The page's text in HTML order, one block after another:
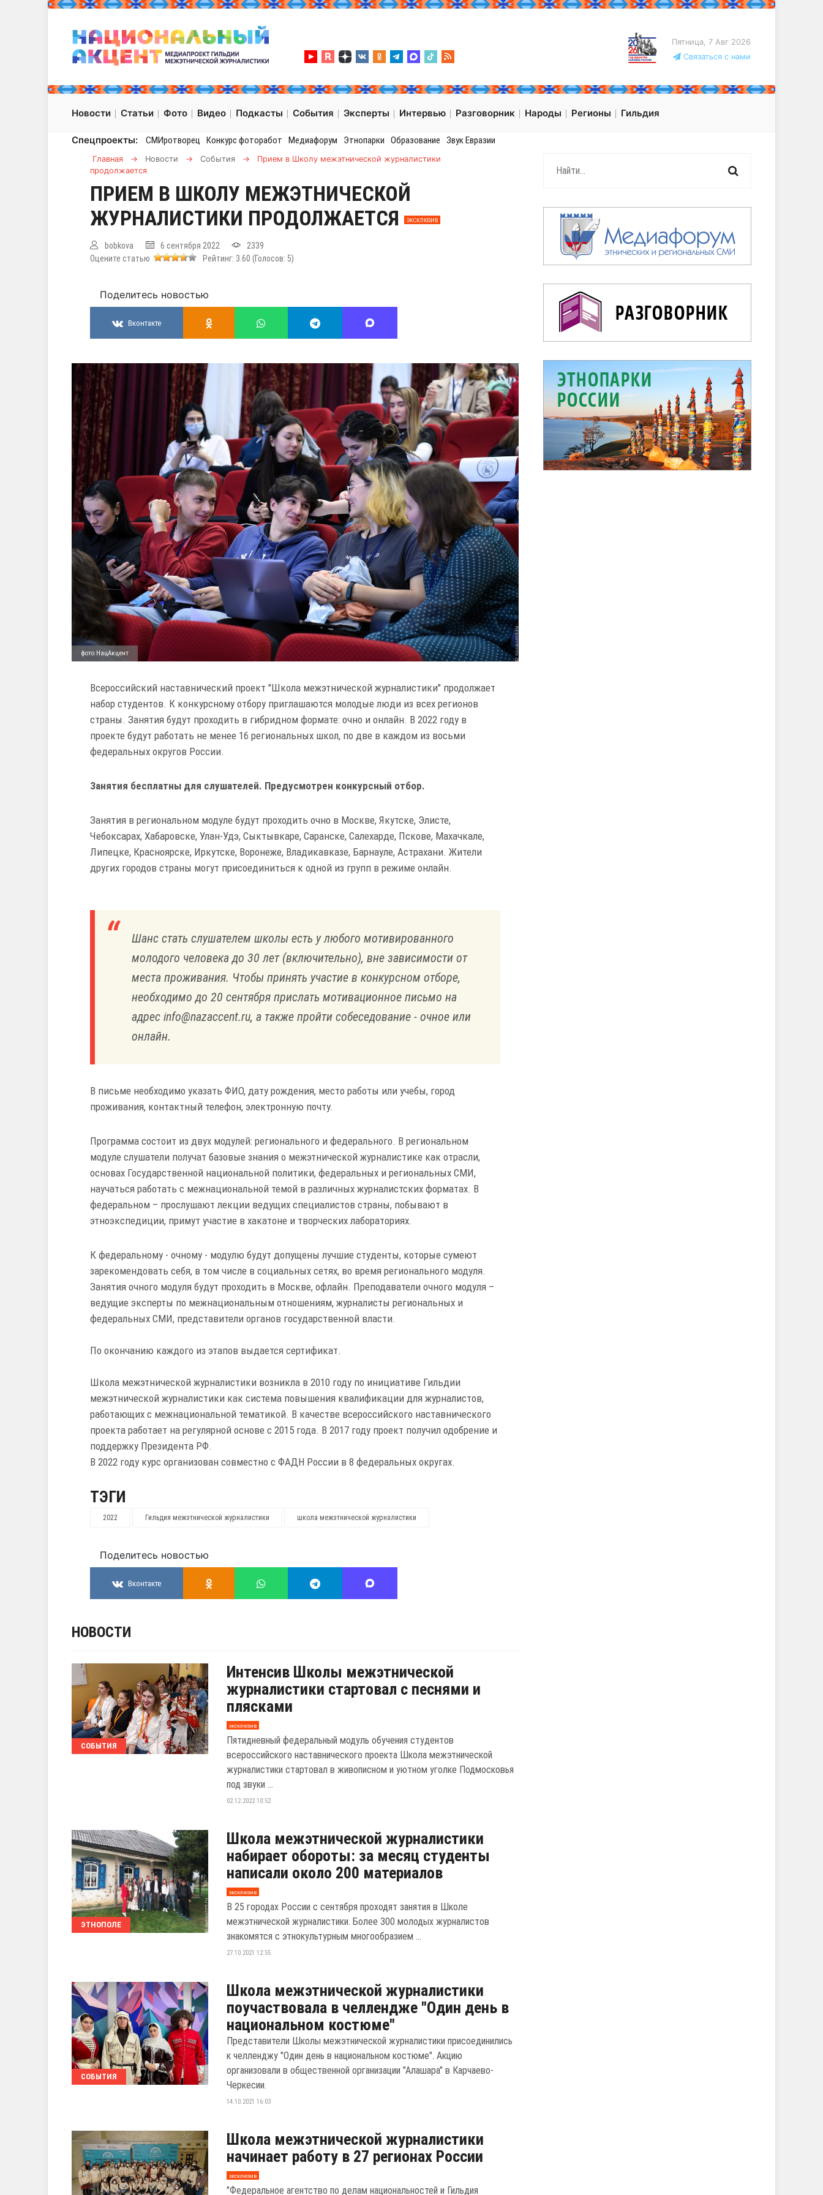
Пятница, 7 Авг 2026
Связаться с нами
Новости Статьи Фото Видео Подкасты События Эксперты Интервью Разговорник Народы Регионы Гильдия
Спецпроекты: СМИротворец Конкурс фоторабот Медиафорум Этнопарки Образование Звук Евразии
Главная → Новости → События →
Прием в Школу межэтнической журналистики
продолжается
ПРИЕМ В ШКОЛУ МЕЖЭТНИЧЕСКОЙ
ЖУРНАЛИСТИКИ ПРОДОЛЖАЕТСЯ
ЭКСКЛЮЗИВ
bobkova 6 сентября 2022
2339
Оцените статью
Рейтинг: 3.60 (Голосов: 5)
Поделитесь новостью
Вконтакте
фото НацАкцент
Всероссийский наставнический проект "Школа межэтнической журналистики" продолжает
набор студентов. К конкурсному отбору приглашаются молодые люди из всех регионов
страны. Занятия будут проходить в гибридном формате: очно и онлайн. В 2022 году в
проекте будут работать не менее 16 региональных школ, по две в каждом из восьми
федеральных округов России.
Занятия бесплатны для слушателей. Предусмотрен конкурсный отбор.
Занятия в региональном модуле будут проходить очно в Москве, Якутске, Элисте,
Чебоксарах, Хабаровске, Улан-Удэ, Сыктывкаре, Саранске, Салехарде, Пскове, Махачкале,
Липецке, Красноярске, Иркутске, Воронеже, Владикавказе, Барнауле, Астрахани. Жители
других городов страны могут присоединиться к одной из групп в режиме онлайн.
Шанс стать слушателем школы есть у любого мотивированного
молодого человека до 30 лет (включительно), вне зависимости от
места проживания. Чтобы принять участие в конкурсном отборе,
необходимо до 20 сентября прислать мотивационное письмо на
адрес info@nazaccent.ru, а также пройти собеседование - очное или
онлайн.
В письме необходимо указать ФИО, дату рождения, место работы или учебы, город
проживания, контактный телефон, электронную почту.
Программа состоит из двух модулей: регионального и федерального. В региональном
модуле слушатели получат базовые знания о межэтнической журналистике как отрасли,
основах Государственной национальной политики, федеральных и региональных СМИ,
научаться работать с межнациональной темой в различных журналистских форматах. В
федеральном – прослушают лекции ведущих специалистов страны, побывают в
этноэкспедиции, примут участие в хакатоне и творческих лабораториях.
К федеральному - очному - модулю будут допущены лучшие студенты, которые сумеют
зарекомендовать себя, в том числе в социальных сетях, во время регионального модуля.
Занятия очного модуля будут проходить в Москве, офлайн. Преподаватели очного модуля –
ведущие эксперты по межнациональным отношениям, журналисты региональных и
федеральных СМИ, представители органов государственной власти.
По окончанию каждого из этапов выдается сертификат.
Школа межэтнической журналистики возникла в 2010 году по инициативе Гильдии
межэтнической журналистики как система повышения квалификации для журналистов,
работающих с межнациональной тематикой. В качестве всероссийского наставнического
проекта работает на регулярной основе с 2015 года. В 2017 году проект получил одобрение и
поддержку Президента РФ.
В 2022 году курс организован совместно с ФАДН России в 8 федеральных округах.
ТЭГИ
2022 Гильдия межэтнической журналистики школа межэтнической журналистики
Поделитесь новостью
Вконтакте
НОВОСТИ
СОБЫТИЯ
Интенсив Школы межэтнической
журналистики стартовал с песнями и
плясками
эксклюзив
Пятидневный федеральный модуль обучения студентов
всероссийского наставнического проекта Школа межэтнической
журналистики стартовал в живописном и уютном уголке Подмосковья
под звуки ...
02.12.2022 10:52
ЭТНОПОЛЕ
Школа межэтнической журналистики
набирает обороты: за месяц студенты
написали около 200 материалов
эксклюзив
В 25 городах России с сентября проходят занятия в Школе
межэтнической журналистики. Более 300 молодых журналистов
знакомятся с этнокультурным многообразием ...
27.10.2021 12:55
СОБЫТИЯ
Школа межэтнической журналистики
поучаствовала в челлендже "Один день в
национальном костюме"
Представители Школы межэтнической журналистики присоединились
к челленджу "Один день в национальном костюме". Акцию
организовали в общественной организации "Алашара" в Карчаево-
Черкесии.
14.10.2021 16:03
Школа межэтнической журналистики
начинает работу в 27 регионах России
эксклюзив
"Федеральное агентство по делам национальностей и Гильдия